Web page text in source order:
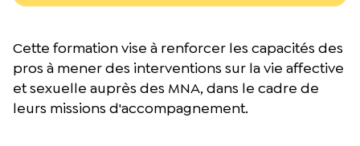
Cette formation vise à renforcer les capacités des
pros à mener des interventions sur la vie affective
et sexuelle auprès des MNA, dans le cadre de
leurs missions d'accompagnement.